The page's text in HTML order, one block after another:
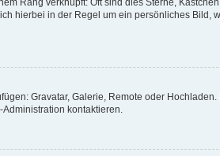
Rang verknüpft: Oft sind dies Sterne,
hierbei in der Regel um ein persönliches Bild,
Gravatar, Galerie, Remote oder
kontaktieren.